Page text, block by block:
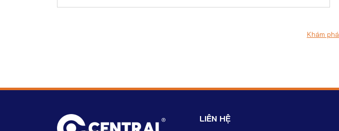
Khám
LIÊN HỆ